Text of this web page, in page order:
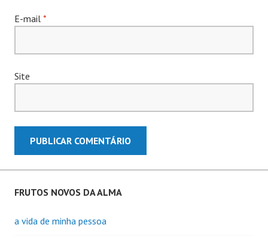
E-mail *
Site
FRUTOS NOVOS DA ALMA
a vida de minha pessoa